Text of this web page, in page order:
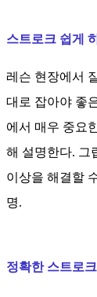
스트로크 쉽게
레슨 현장에서
대로 잡아야 좋
에서 매우 중요
해 설명한다. 그
이상을 해결할
명.
정확한 스트로크